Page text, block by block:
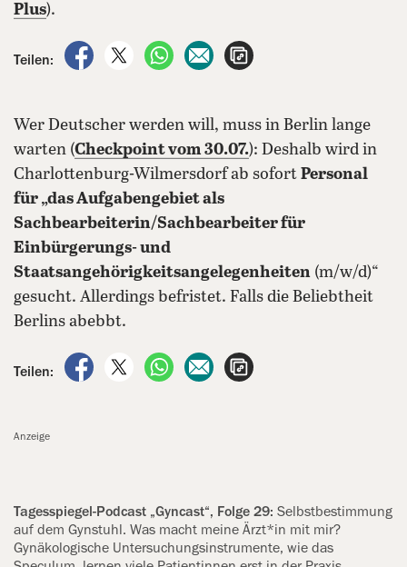
Plus).
Teilen:
auf Facebook teilen
auf X teilenper WhatsApp teilen
per E-Mail teilen
Wer Deutscher werden will, muss in Berlin lange
warten (Checkpoint vom 30.07.): Deshalb wird in
Charlottenburg-Wilmersdorf ab sofort Personal
für „das Aufgabengebiet als
Sachbearbeiterin/Sachbearbeiter für
Einbürgerungs- und
Staatsangehörigkeitsangelegenheiten (m/w/d)“
gesucht. Allerdings befristet. Falls die Beliebtheit
Berlins abebbt.
Teilen:
auf Facebook teilen
auf X teilenper WhatsApp teilen
per E-Mail teilen
Anzeige
Tagesspiegel-Podcast „Gyncast“, Folge 29: Selbstbestimmung
auf dem Gynstuhl. Was macht meine Ärzt*in mit mir?
Gynäkologische Unter­suchungs­instrumente, wie das